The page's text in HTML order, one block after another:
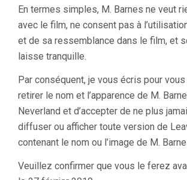
En termes simples, M. Barnes ne veut
avec le film, ne consent pas à
et de sa ressemblance dans le film, et
laisse tranquille.
Par conséquent, je vous écris pour
retirer le nom et l’apparence de M.
Neverland et d’accepter de ne plus
diffuser ou afficher toute version de
contenant le nom ou l’image de M.
Veuillez confirmer que vous le ferez